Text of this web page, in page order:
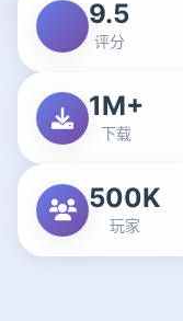
9.5
评分
1M+
下载
500K
玩家